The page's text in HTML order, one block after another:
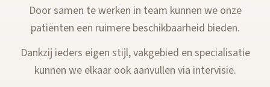
Door samen te werken in team kunnen we onze
patiënten een ruimere beschikbaarheid bieden.
Dankzij ieders eigen stijl, vakgebied en specialisatie
kunnen we elkaar ook aanvullen via intervisie.